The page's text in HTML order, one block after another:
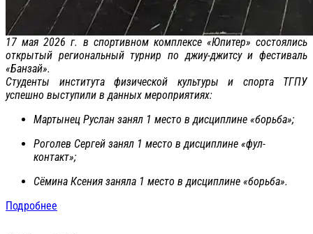
17 мая 2026 г. в спортивном комплексе «Юпитер» состоялись
открытый региональный турнир по джиу-джитсу и фестиваль
«Банзай».
Студенты института физической культуры и спорта ТГПУ
успешно выступили в данных мероприятиях:
Мартынец Руслан занял 1 место в дисциплине «борьба»;
Роголев Сергей занял 1 место в дисциплине «фул-
контакт»;
Сёмина Ксения заняла 1 место в дисциплине «борьба».
Подробнее